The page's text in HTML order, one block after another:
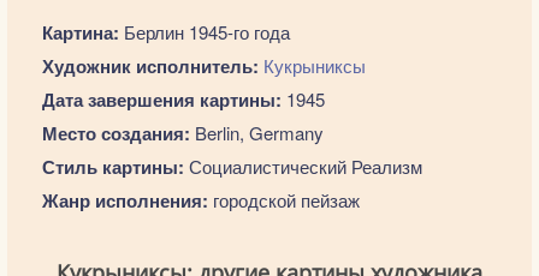
Картина: Берлин 1945-го года
Художник исполнитель: Кукрыниксы
Дата завершения картины: 1945
Место создания: Berlin, Germany
Стиль картины: Социалистический Реализм
Жанр исполнения: городской пейзаж